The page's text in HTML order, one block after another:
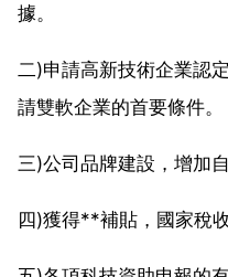
據。
二)申請高新技術企業認
請雙軟企業的首要條件。
三)公司品牌建設，增加
四)獲得**補貼，國家稅